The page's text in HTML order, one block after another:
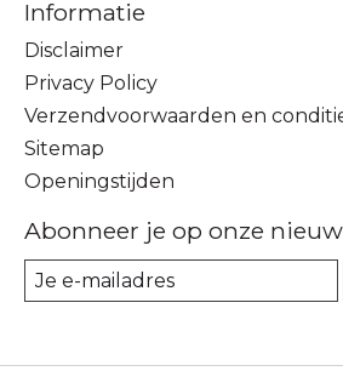
Informatie
Disclaimer
Privacy Policy
Verzendvoorwaarden en
Sitemap
Openingstijden
Abonneer je op onze